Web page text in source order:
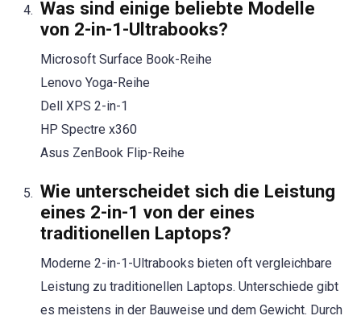
Was sind einige beliebte Modelle
von 2-in-1-Ultrabooks?
Microsoft Surface Book-Reihe
Lenovo Yoga-Reihe
Dell XPS 2-in-1
HP Spectre x360
Asus ZenBook Flip-Reihe
Wie unterscheidet sich die Leistung
eines 2-in-1 von der eines
traditionellen Laptops?
Moderne 2-in-1-Ultrabooks bieten oft vergleichbare
Leistung zu traditionellen Laptops. Unterschiede gibt
es meistens in der Bauweise und dem Gewicht. Durch